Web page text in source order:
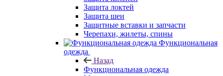
Защита локтей
Защита шеи
Защитные вставки и запчасти
Черепахи, жилеты, спины
Функциональная
одежда
Назад
Функциональная одежда